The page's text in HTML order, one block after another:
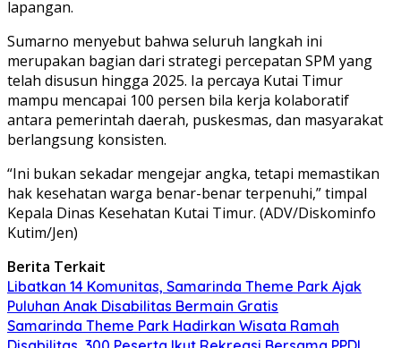
lapangan.
Sumarno menyebut bahwa seluruh langkah ini
merupakan bagian dari strategi percepatan SPM yang
telah disusun hingga 2025. Ia percaya Kutai Timur
mampu mencapai 100 persen bila kerja kolaboratif
antara pemerintah daerah, puskesmas, dan masyarakat
berlangsung konsisten.
“Ini bukan sekadar mengejar angka, tetapi memastikan
hak kesehatan warga benar-benar terpenuhi,” timpal
Kepala Dinas Kesehatan Kutai Timur. (ADV/Diskominfo
Kutim/Jen)
Berita Terkait
Libatkan 14 Komunitas, Samarinda Theme Park Ajak
Puluhan Anak Disabilitas Bermain Gratis
Samarinda Theme Park Hadirkan Wisata Ramah